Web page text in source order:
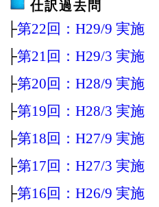
仕訳過去問
├第22回：H29/9 実施
├第21回：H29/3 実施
├第20回：H28/9 実施
├第19回：H28/3 実施
├第18回：H27/9 実施
├第17回：H27/3 実施
├第16回：H26/9 実施